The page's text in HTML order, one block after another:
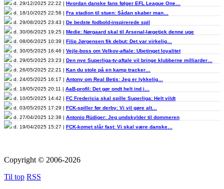
d. 29/12/2025 22:22 | Hvordan danske fans følger EFL League One…
d. 18/10/2025 22:58 | Fra stadion til stuen: Sådan skaber man…
d. 29/08/2025 23:43 | De bedste fodbold-inspirerede spil
d. 30/06/2025 19:25 | Medie: Nørgaard skal til Arsenal-lægetjek denne uge
d. 08/06/2025 10:39 | Filip Jørgensen fik debut: Det var virkelig…
d. 30/05/2025 16:46 | Vejle-boss om Velkov-aftale: Ubetinget loyalitet
d. 29/05/2025 23:23 | Den nye Superliga-tv-aftale vil bringe klubberne milliarder…
d. 26/05/2025 22:21 | Kan du stole på en kamp tracker…
d. 24/05/2025 16:17 | Antony om Real Betis: Jeg er lykkelig…
d. 18/05/2025 20:11 | AaB-profil: Det gør ondt helt ind i…
d. 10/05/2025 14:42 | FC Fredericia skal spille Superliga: Helt vildt
d. 03/05/2025 17:29 | FCK-spiller før derby: Vi vil gøre alt…
d. 27/04/2025 12:38 | Antonio Rüdiger: Jeg undskylder til dommeren
d. 19/04/2025 15:27 | FCK-komet slår fast: Vi skal være danske…
Copyright © 2006-2026
Til top RSS